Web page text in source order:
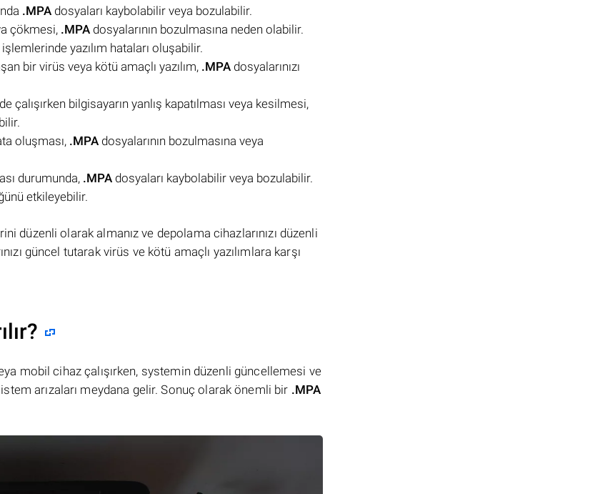
.MPA dosyaları kaybolabilir veya bozulabilir.
çökmesi, .MPA dosyalarının bozulmasına neden olabilir.
yazılım hataları oluşabilir.
bir virüs veya kötü amaçlı yazılım, .MPA dosyalarınızı
çalışırken bilgisayarın yanlış kapatılması veya kesilmesi,
oluşması, .MPA dosyalarının bozulmasına veya
durumunda, .MPA dosyaları kaybolabilir veya bozulabilir.
etkileyebilir.
düzenli olarak almanız ve depolama cihazlarınızı düzenli
güncel tutarak virüs ve kötü amaçlı yazılımlara karşı
mobil cihaz çalışırken, systemin düzenli güncellemesi ve
arızaları meydana gelir. Sonuç olarak önemli bir .MPA